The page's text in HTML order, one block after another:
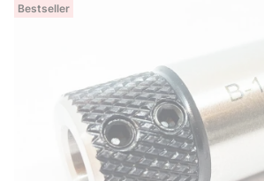
Bestseller